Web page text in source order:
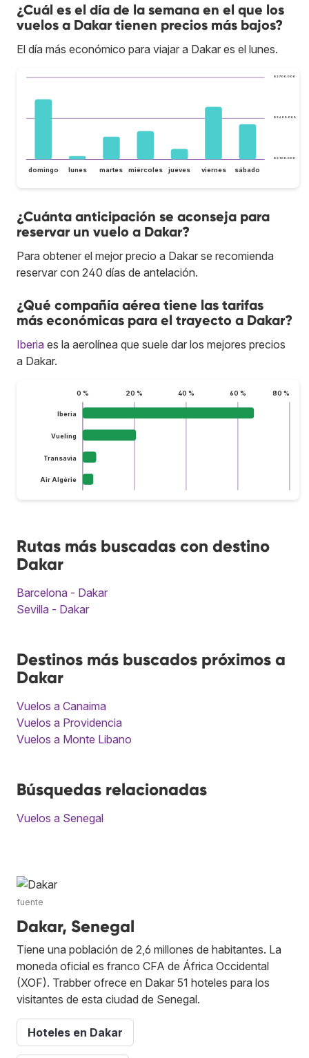
¿Cuál es el día de la semana en el que los
vuelos a Dakar tienen precios más bajos?
El día más económico para viajar a Dakar es el lunes.
$ 2.100.000
$ 2.400.000
$ 2.700.000
domingo lunes martes miércoles jueves viernes sábado
¿Cuánta anticipación se aconseja para
reservar un vuelo a Dakar?
Para obtener el mejor precio a Dakar se recomienda
reservar con 240 días de antelación.
¿Qué compañía aérea tiene las tarifas
más económicas para el trayecto a Dakar?
Iberia es la aerolínea que suele dar los mejores precios
a Dakar.
0 % 20 % 40 % 60 % 80 %
Iberia
Vueling
Transavia
Air Algérie
Rutas más buscadas con destino
Dakar
Barcelona - Dakar
Sevilla - Dakar
Destinos más buscados próximos a
Dakar
Vuelos a Canaima
Vuelos a Providencia
Vuelos a Monte Libano
Búsquedas relacionadas
Vuelos a Senegal
fuente
Dakar, Senegal
Tiene una población de 2,6 millones de habitantes. La
moneda oficial es franco CFA de África Occidental
(XOF). Trabber ofrece en Dakar 51 hoteles para los
visitantes de esta ciudad de Senegal.
Hoteles en Dakar